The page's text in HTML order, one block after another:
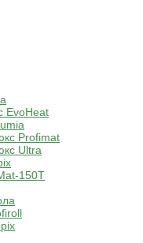
EvoHeat
Profimat
Ultra
150T